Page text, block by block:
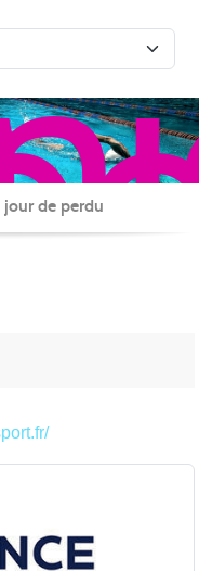
de perdu